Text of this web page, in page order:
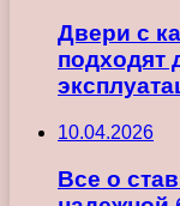
Двери с
подходят
10.04.2026
Все о